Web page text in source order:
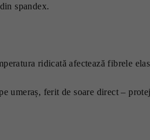
spandex.
ridicată afectează fibrele
umeraș, ferit de soare direct –